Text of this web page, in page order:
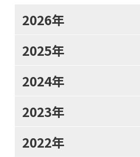
2026年
2025年
2024年
2023年
2022年